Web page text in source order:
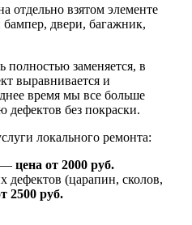
отдельно взятом элементе
двери, багажник,
полностью заменяется, в
выравнивается и
время мы все больше
дефектов без покраски.
локального ремонта:
— цена от 2000 руб.
дефектов (царапин, сколов,
2500 руб.